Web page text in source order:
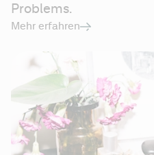
Problems.
Mehr erfahren